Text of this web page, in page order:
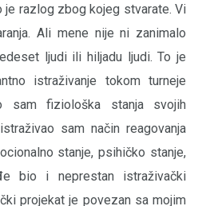
je razlog zbog kojeg stvarate. Vi
Ali mene nije ni zanimalo
ljudi ili hiljadu ljudi. To je
istraživanje tokom turneje
sam fiziološka stanja svojih
sam način reagovanja
stanje, psihičko stanje,
bio i neprestan istraživački
projekat je povezan sa mojim